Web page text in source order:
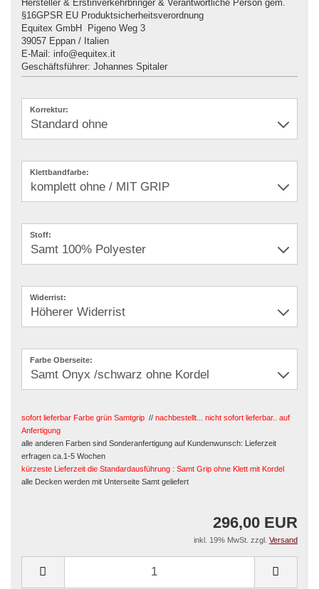
Hersteller & Erstinverkehrbringer & Verantwortliche Person gem.
§16GPSR EU Produktsicherheitsverordnung
Equitex GmbH Pigeno Weg 3
39057 Eppan / Italien
E-Mail: info@equitex.it
Geschäftsführer: Johannes Spitaler
Korrektur:
Klettbandfarbe:
Stoff:
Widerrist:
Farbe Oberseite:
sofort lieferbar Farbe grün Samtgrip // nachbestellt... nicht sofort lieferbar.. auf
Anfertigung
alle anderen Farben sind Sonderanfertigung auf Kundenwunsch: Lieferzeit
erfragen ca.1-5 Wochen
kürzeste Lieferzeit die Standardausführung : Samt Grip ohne Klett mit Kordel
alle Decken werden mit Unterseite Samt geliefert
296,00 EUR
inkl. 19% MwSt. zzgl. Versand